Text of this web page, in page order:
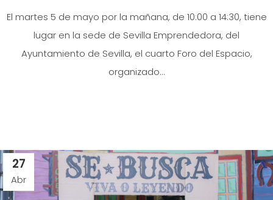
El martes 5 de mayo por la mañana, de 10:00 a 14:30, tiene
lugar en la sede de Sevilla Emprendedora, del
Ayuntamiento de Sevilla, el cuarto Foro del Espacio,
organizado...
27
Abr